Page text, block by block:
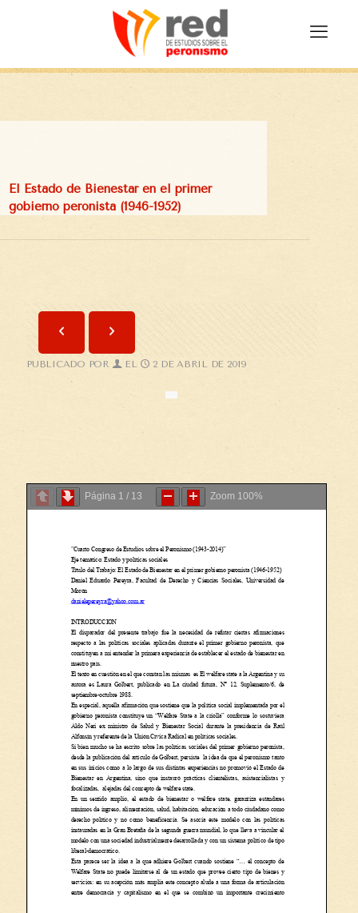
El Estado de Bienestar en el primer
gobierno peronista (1946-1952)
PUBLICADO POR EL 2 DE ABRIL DE 2019
Página 1 / 13 Zoom 100%